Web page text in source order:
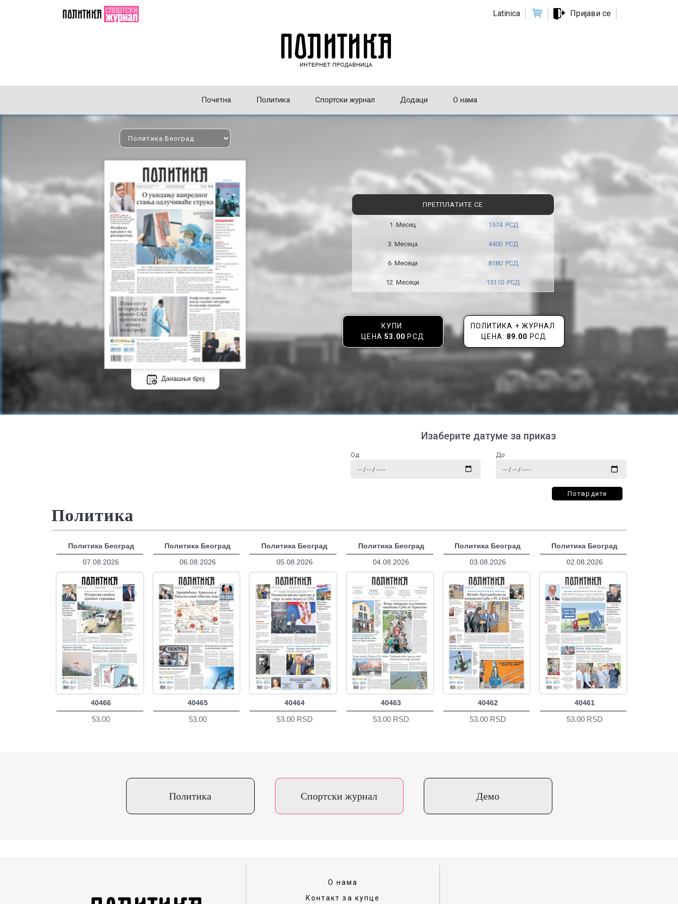
Latinica Пријави се
Почетна Политика Спортски журнал Додаци О нама
Данашњи број
ПРЕТПЛАТИТЕ СЕ
1 Месец 1574 РСД
3 Месецa 4400 РСД
6 Месеци 8180 РСД
12 Месеци 15110 РСД
КУПИ
ЦЕНА 53.00 РСД
ПОЛИТИКА + ЖУРНАЛ
ЦЕНА: 89.00 РСД
Изаберите датуме за приказ
Од До
Потврдите
Политика
Политика Београд
07.08.2026
40466
53.00
Политика Београд
06.08.2026
40465
53.00
Политика Београд
05.08.2026
40464
53.00 RSD
Политика Београд
04.08.2026
40463
53.00 RSD
Политика Београд
03.08.2026
40462
53.00 RSD
Политика Београд
02.08.2026
40461
53.00 RSD
Политика Спортски журнал Демо
О нама
Контакт за купце